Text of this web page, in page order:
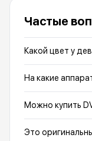
Частые
Какой цвет у
На какие
Можно купить
Это